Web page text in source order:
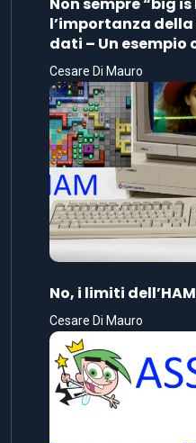
Non sempre “big
l’importanza
dati – Un esempio
Cesare Di Mauro
No, i limiti
Cesare Di Mauro